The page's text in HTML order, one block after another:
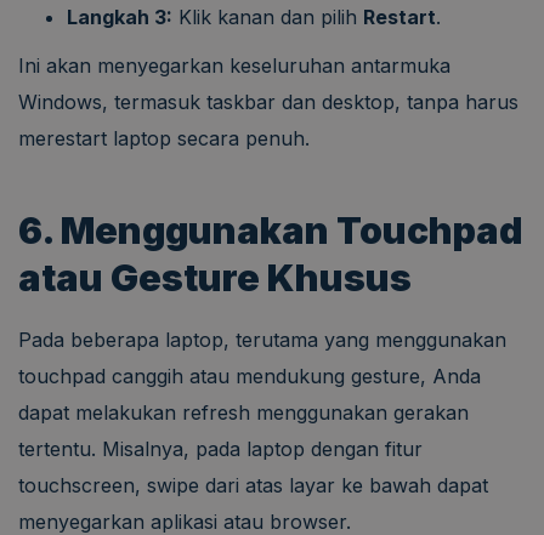
Langkah 3: Klik kanan dan pilih Restart.
Ini akan menyegarkan keseluruhan antarmuka
Windows, termasuk taskbar dan desktop, tanpa harus
merestart laptop secara penuh.
6. Menggunakan Touchpad
atau Gesture Khusus
Pada beberapa laptop, terutama yang menggunakan
touchpad canggih atau mendukung gesture, Anda
dapat melakukan refresh menggunakan gerakan
tertentu. Misalnya, pada laptop dengan fitur
touchscreen, swipe dari atas layar ke bawah dapat
menyegarkan aplikasi atau browser.